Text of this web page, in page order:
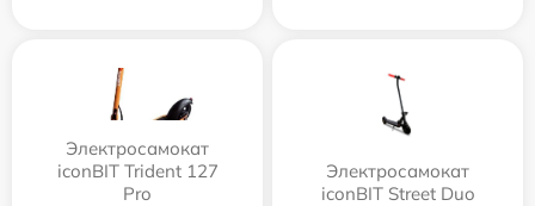
Электросамокат
iconBIT Trident 127
Pro
Электросамокат
iconBIT Street Duo